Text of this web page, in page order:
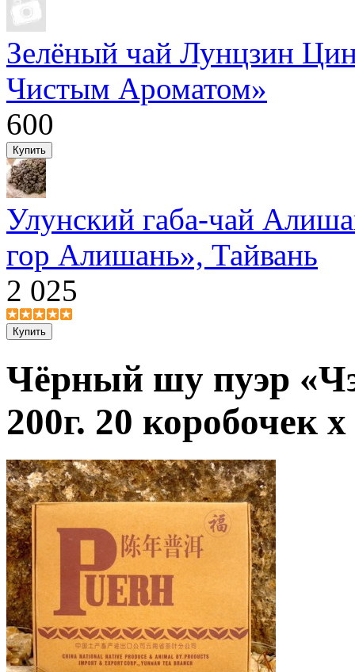
Зелёный чай Лунцзин
Чистым Ароматом»
600
Улунский габа-чай
гор Алишань», Тайвань
2 025
Чёрный шу пуэр
200г. 20 коробочек